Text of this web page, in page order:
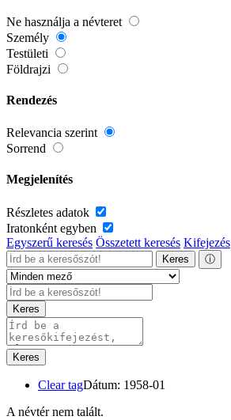
Ne használja a névteret
Személy
Testületi
Földrajzi
Rendezés
Relevancia szerint
Sorrend
Megjelenítés
Részletes adatok
Iratonként egyben
Egyszerű keresés Összetett keresés Kifejezés
Keres ⓘ
Keres
Keres
Clear tagDátum: 1958-01
A névtér nem talált.